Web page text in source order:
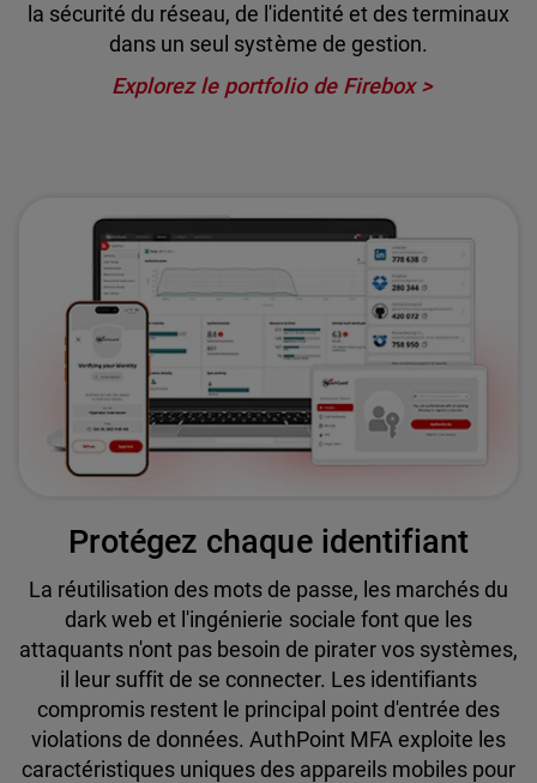
la sécurité du réseau, de l'identité et des terminaux
dans un seul système de gestion.
Explorez le portfolio de Firebox
Protégez chaque identifiant
La réutilisation des mots de passe, les marchés du
dark web et l'ingénierie sociale font que les
attaquants n'ont pas besoin de pirater vos systèmes,
il leur suffit de se connecter. Les identifiants
compromis restent le principal point d'entrée des
violations de données. AuthPoint MFA exploite les
caractéristiques uniques des appareils mobiles pour